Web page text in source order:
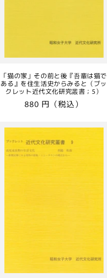
「猫の家」その前と後『吾輩は猫で
ある』を住生活史からみると（ブッ
クレット近代文化研究叢書；5）
通
価
格
880 円（税込）